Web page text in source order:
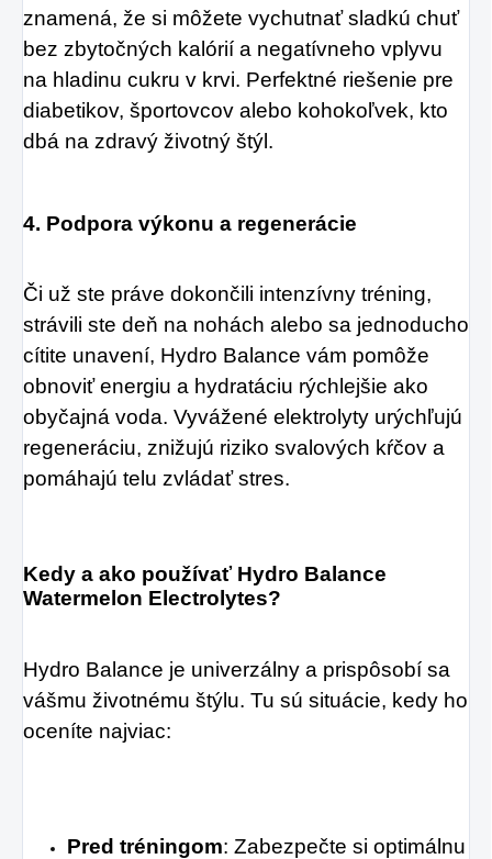
znamená, že si môžete vychutnať sladkú chuť
bez zbytočných kalórií a negatívneho vplyvu
na hladinu cukru v krvi. Perfektné riešenie pre
diabetikov, športovcov alebo kohokoľvek, kto
dbá na zdravý životný štýl.
4. Podpora výkonu a regenerácie
Či už ste práve dokončili intenzívny tréning,
strávili ste deň na nohách alebo sa jednoducho
cítite unavení, Hydro Balance vám pomôže
obnoviť energiu a hydratáciu rýchlejšie ako
obyčajná voda. Vyvážené elektrolyty urýchľujú
regeneráciu, znižujú riziko svalových kŕčov a
pomáhajú telu zvládať stres.
Kedy a ako používať Hydro Balance
Watermelon Electrolytes?
Hydro Balance je univerzálny a prispôsobí sa
vášmu životnému štýlu. Tu sú situácie, kedy ho
oceníte najviac:
Pred tréningom: Zabezpečte si optimálnu